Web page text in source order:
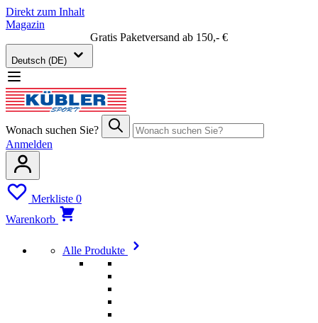
Direkt zum Inhalt
Magazin
Gratis Paketversand ab 150,- €
Deutsch (DE)
Wonach suchen Sie?
Anmelden
Merkliste 0
Warenkorb
Alle Produkte